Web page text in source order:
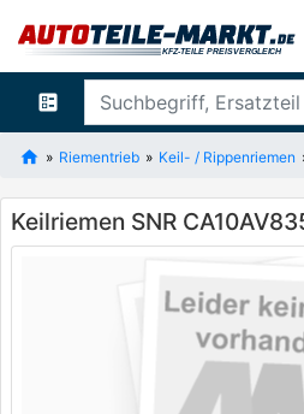
ballot
Riementrieb Keil- / Rippenriemen
Keilriemen SNR